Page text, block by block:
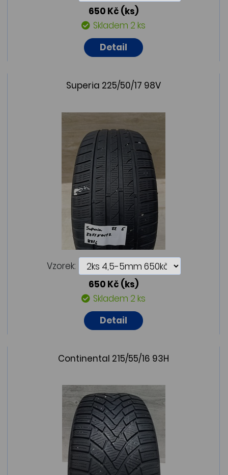
650 Kč (ks)
Skladem 2 ks
Detail
Superia 225/50/17 98V
Vzorek:
650 Kč (ks)
Skladem 2 ks
Detail
Continental 215/55/16 93H